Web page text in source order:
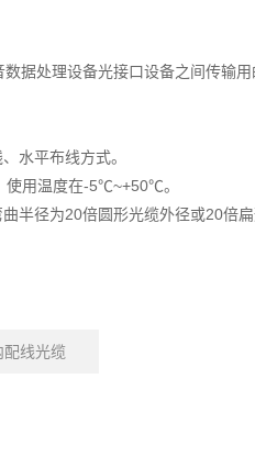
据处理设备光接口设备之间传输
水平布线方式。
用温度在-5℃~+50℃。
半径为20倍圆形光缆外径或20倍
配线光缆